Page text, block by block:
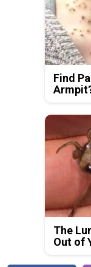
Find
The
Out of